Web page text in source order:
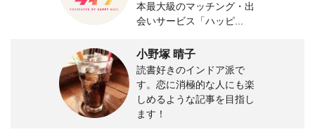
本最大級のマッチング・出
会いサービス「ハッピ...
小野塚 晴子
読書好きのインドア派で
す。恋に消極的な人にも楽
しめるような記事を目指し
ます！